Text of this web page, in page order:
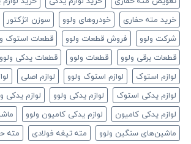
خرید مته حفاری
خودروهای ولوو سوزن انژکتور
شرکت ولوو
فروش قطعات ولوو قطعات استوک
قطعات برقی ولوو
قطعات ولوو قطعات یدکی ولوو
لوازم استوک
لوازم استوک ولوو لوازم اصلی
لوازم یدکی استوک
لوازم یدکی ولوو
لوازم یدکی
لوازم یدکی کامیون
لوازم یدکی کامیون ولوو
ماشین‌های سنگین ولوو
مته تیغه فولادی
مته